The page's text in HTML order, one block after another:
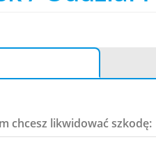
chcesz likwidować szkodę: